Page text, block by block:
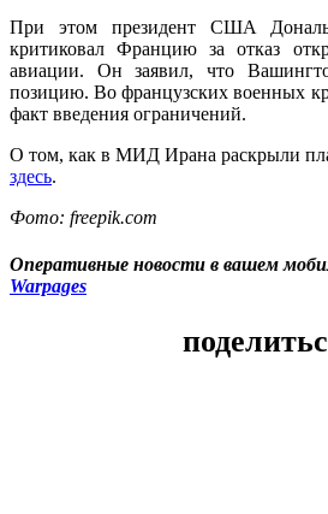
При этом президент США
критиковал Францию за отказ
авиации. Он заявил, что
позицию. Во французских военных
факт введения ограничений.
О том, как в МИД Ирана раскрыли
здесь.
Фото: freepik.com
Оперативные новости в вашем
Warpages